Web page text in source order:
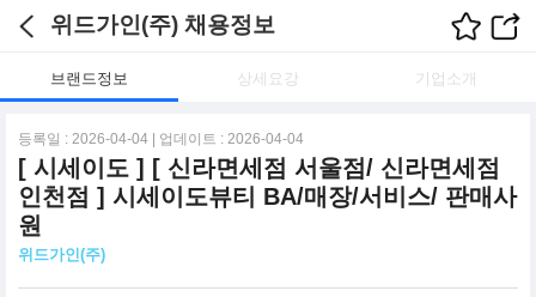
위드가인(주) 채용정보
브랜드정보 상세요강 기업소개
등록일 : 2026-04-04 | 업데이트 : 2026-04-04
[ 시세이도 ] [ 신라면세점 서울점/ 신라면세점
인천점 ] 시세이도뷰티 BA/매장/서비스/ 판매사
원
위드가인(주)